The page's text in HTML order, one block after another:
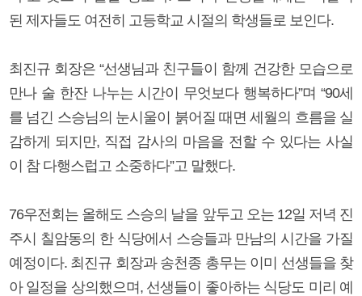
된 제자들도 여전히 고등학교 시절의 학생들로 보인다.
최진규 회장은 “선생님과 친구들이 함께 건강한 모습으로
만나 술 한잔 나누는 시간이 무엇보다 행복하다”며 “90세
를 넘긴 스승님의 눈시울이 붉어질 때면 세월의 흐름을 실
감하게 되지만, 직접 감사의 마음을 전할 수 있다는 사실
이 참 다행스럽고 소중하다”고 말했다.
76우전회는 올해도 스승의 날을 앞두고 오는 12일 저녁 진
주시 칠암동의 한 식당에서 스승들과 만남의 시간을 가질
예정이다. 최진규 회장과 송천종 총무는 이미 선생들을 찾
아 일정을 상의했으며, 선생들이 좋아하는 식당도 미리 예